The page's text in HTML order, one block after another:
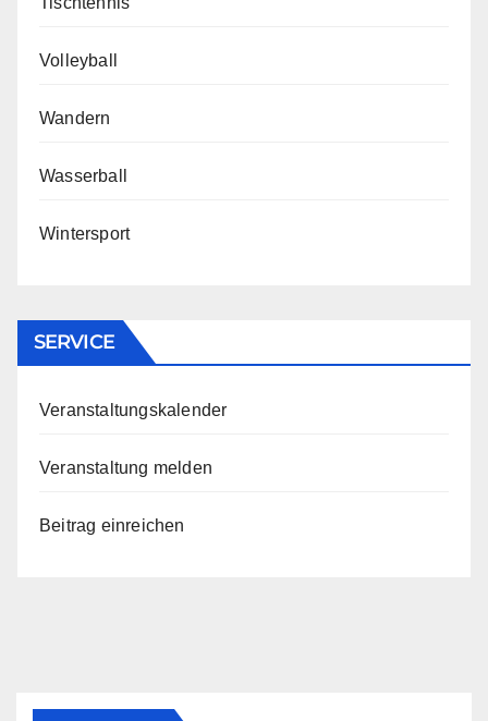
Volleyball
Wandern
Wasserball
Wintersport
SERVICE
Veranstaltungskalender
Veranstaltung melden
Beitrag einreichen